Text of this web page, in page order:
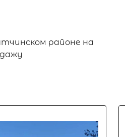
районе на